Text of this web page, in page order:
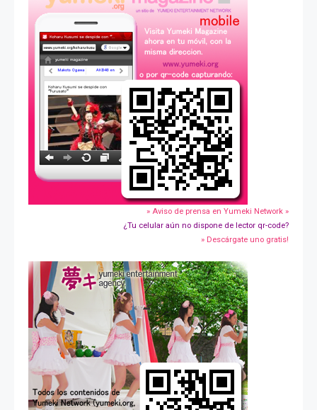
» Aviso de prensa en Yumeki Network »
¿Tu celular aún no dispone de lector qr-code?
» Descárgate uno gratis!